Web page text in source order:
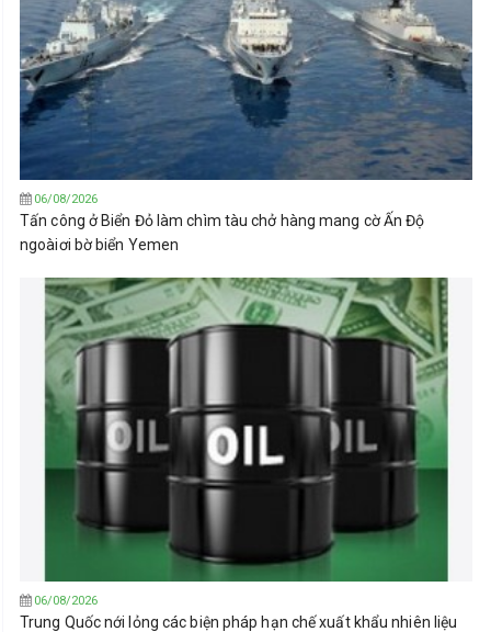
06/08/2026
Tấn công ở Biển Đỏ làm chìm tàu chở hàng mang cờ Ấn Độ
ngoàiơi bờ biển Yemen
06/08/2026
Trung Quốc nới lỏng các biện pháp hạn chế xuất khẩu nhiên liệu